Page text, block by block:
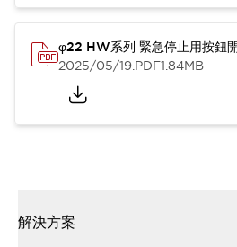
φ22 HW系列 緊急停止用按鈕
2025/05/19.PDF1.84MB
解決方案